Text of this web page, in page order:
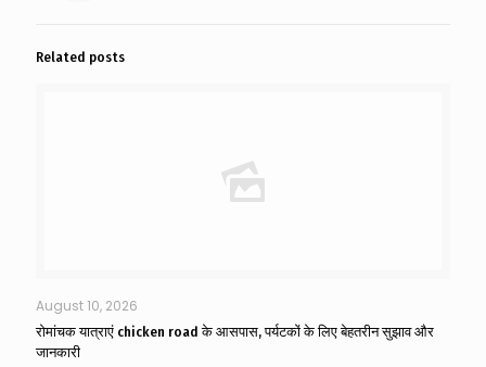
Related posts
August 10, 2026
रोमांचक यात्राएं chicken road के आसपास, पर्यटकों के लिए बेहतरीन सुझाव और
जानकारी